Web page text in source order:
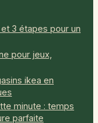
3 étapes pour un
pour jeux,
ikea en
minute : temps
parfaite